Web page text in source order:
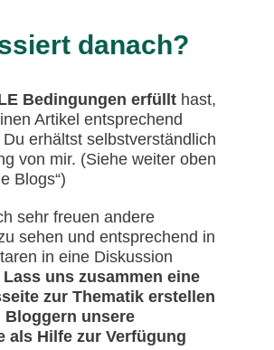
danach?
Bedingungen erfüllthast,
Artikel entsprechend
erhältst selbstverständlich
von mir. (Siehe weiter oben
Blogs“)
sehr freuen andere
sehen und entsprechend in
in eine Diskussion
Lass uns zusammen eine
zur Thematik erstellen
Bloggern unsere
als Hilfe zur Verfügung